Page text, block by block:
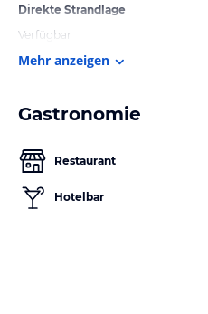
Direkte Strandlage
Verfügbar
Mehr anzeigen
Gastronomie
Restaurant
Hotelbar